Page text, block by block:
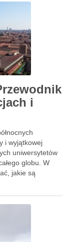
i
i wyjątkowej
uniwersytetów
globu. W
jakie są
podczas